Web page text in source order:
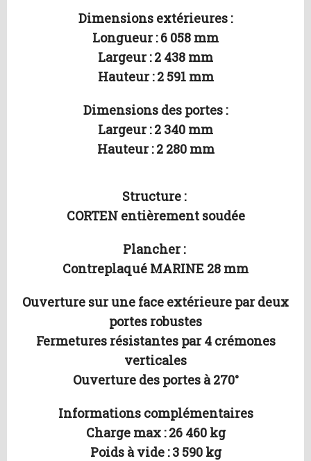
Dimensions extérieures :
Longueur : 6 058 mm
Largeur : 2 438 mm
Hauteur : 2 591 mm
Dimensions des portes :
Largeur : 2 340 mm
Hauteur : 2 280 mm
Structure :
CORTEN entièrement soudée
Plancher :
Contreplaqué MARINE 28 mm
Ouverture sur une face extérieure par deux
portes robustes
Fermetures résistantes par 4 crémones
verticales
Ouverture des portes à 270°
Informations complémentaires
Charge max : 26 460 kg
Poids à vide : 3 590 kg